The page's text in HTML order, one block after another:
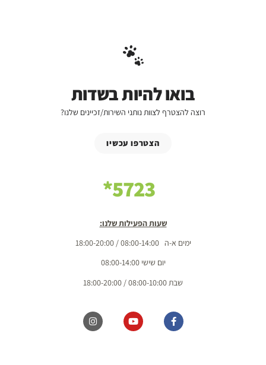
בואו להיות בשדות
רוצה להצטרף לצוות נותני השירות/זכיינים שלנו?
הצטרפו עכשיו
5723*
שעות הפעילות שלנו:
ימים א-ה 08:00-14:00 / 18:00-20:00
יום שישי 08:00-14:00
שבת 08:00-10:00 / 18:00-20:00